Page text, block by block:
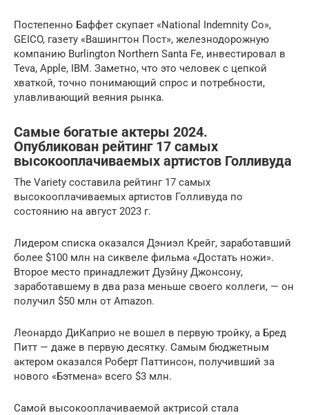
Постепенно Баффет скупает «National Indemnity Co»,
GEICO, газету «Вашингтон Пост», железнодорожную
компанию Burlington Northern Santa Fe, инвестировал в
Teva, Apple, IBM. Заметно, что это человек с цепкой
хваткой, точно понимающий спрос и потребности,
улавливающий веяния рынка.
Самые богатые актеры 2024.
Опубликован рейтинг 17 самых
высокооплачиваемых артистов Голливуда
The Variety составила рейтинг 17 самых
высокооплачиваемых артистов Голливуда по
состоянию на август 2023 г.
Лидером списка оказался Дэниэл Крейг, заработавший
более $100 млн на сиквеле фильма «Достать ножи».
Второе место принадлежит Дуэйну Джонсону,
заработавшему в два раза меньше своего коллеги, — он
получил $50 млн от Amazon.
Леонардо ДиКаприо не вошел в первую тройку, а Бред
Питт — даже в первую десятку. Самым бюджетным
актером оказался Роберт Паттинсон, получивший за
нового «Бэтмена» всего $3 млн.
Самой высокооплачиваемой актрисой стала